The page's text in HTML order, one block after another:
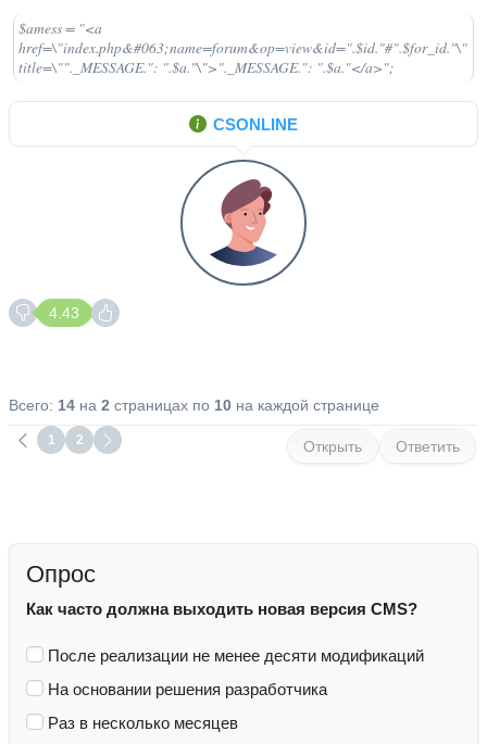
$amess = "<a
href=\"index.php&#063;name=forum&op=view&id=".$id."#".$for_id."\"
title=\""._MESSAGE.": ".$a."\">"._MESSAGE.": ".$a."</a>";
CSONLINE
4.43
Всего: 14 на 2 страницах по 10 на каждой странице
1 2 Открыть Ответить
Опрос
Как часто должна выходить новая версия CMS?
После реализации не менее десяти модификаций
На основании решения разработчика
Раз в несколько месяцев